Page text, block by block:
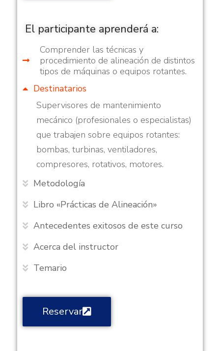
El participante aprenderá a:
Comprender las técnicas y
procedimiento de alineación de distintos
tipos de máquinas o equipos rotantes.
Destinatarios
Supervisores de mantenimiento
mecánico (profesionales o especialistas)
que trabajen sobre equipos rotantes:
bombas, turbinas, ventiladores,
compresores, rotativos, motores.
Metodología
Libro «Prácticas de Alineación»
Antecedentes exitosos de este curso
Acerca del instructor
Temario
Reservar